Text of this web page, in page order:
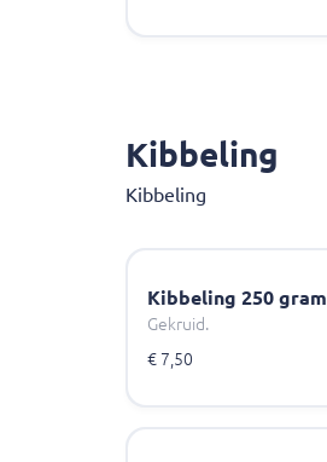
Kibbeling
Kibbeling
Kibbeling 250 gram
Gekruid.
€ 7,50